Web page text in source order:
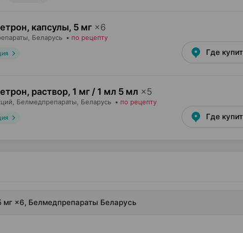
капсулы, 5 мг ×6
, Беларусь • по рецепту
Где
раствор, 1 мг / 1 мл 5 мл ×5
Белмедпрепараты , Беларусь • по рецепту
Где
мг ×6, Белмедпрепараты Беларусь